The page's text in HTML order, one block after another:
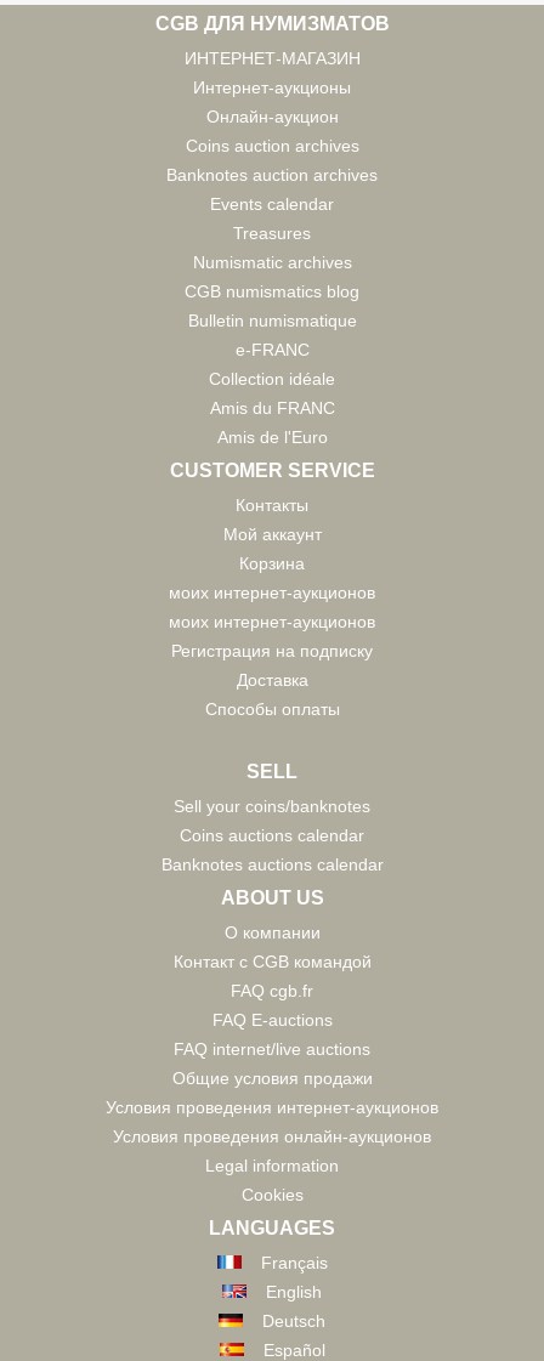
CGB ДЛЯ НУМИЗМАТОВ
ИНТЕРНЕТ-МАГАЗИН
Интернет-аукционы
Онлайн-аукцион
Coins auction archives
Banknotes auction archives
Events calendar
Treasures
Numismatic archives
CGB numismatics blog
Bulletin numismatique
e-FRANC
Collection idéale
Amis du FRANC
Amis de l'Euro
CUSTOMER SERVICE
Контакты
Мой аккаунт
Корзина
моих интернет-аукционов
моих интернет-аукционов
Регистрация на подписку
Доставка
Способы оплаты
SELL
Sell your coins/banknotes
Coins auctions calendar
Banknotes auctions calendar
ABOUT US
О компании
Контакт с CGB командой
FAQ cgb.fr
FAQ E-auctions
FAQ internet/live auctions
Общие условия продажи
Условия проведения интернет-аукционов
Условия проведения онлайн-аукционов
Legal information
Cookies
LANGUAGES
Français
English
Deutsch
Español